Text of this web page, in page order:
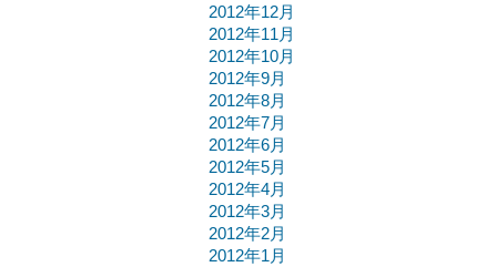
2012年12月
2012年11月
2012年10月
2012年9月
2012年8月
2012年7月
2012年6月
2012年5月
2012年4月
2012年3月
2012年2月
2012年1月